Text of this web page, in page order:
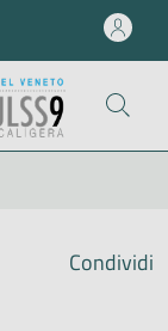
Condividi